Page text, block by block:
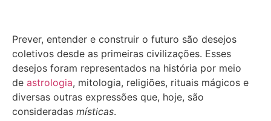
Prever, entender e construir o futuro são desejos
coletivos desde as primeiras civilizações. Esses
desejos foram representados na história por meio
de astrologia, mitologia, religiões, rituais mágicos e
diversas outras expressões que, hoje, são
consideradas místicas.